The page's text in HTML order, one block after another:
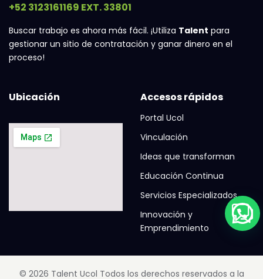
+52 3123161169 EXT. 33801
Buscar trabajo es ahora más fácil. ¡Utiliza Talent para
gestionar un sitio de contratación y ganar dinero en el
proceso!
Ubicación Accesos rápidos
Portal Ucol
Vinculación
Ideas que transforman
Educación Continua
Servicios Especializados
Innovación y
Emprendimiento
© 2026 Talent Ucol Todos los derechos reservados a la